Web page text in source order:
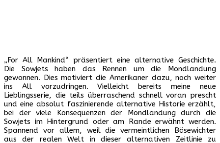
„For All Mankind“ präsentiert eine alternative Geschichte.
Die Sowjets haben das Rennen um die Mondlandung
gewonnen. Dies motiviert die Amerikaner dazu, noch weiter
ins All vorzudringen. Vielleicht bereits meine neue
Lieblingsserie, die teils überraschend schnell voran prescht
und eine absolut faszinierende alternative Historie erzählt,
bei der viele Konsequenzen der Mondlandung durch die
Sowjets im Hintergrund oder am Rande erwähnt werden.
Spannend vor allem, weil die vermeintlichen Bösewichter
aus der realen Welt in dieser alternativen Zeitlinie zu